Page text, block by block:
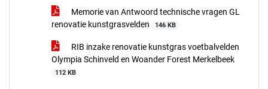
Memorie van Antwoord technische vragen GL
renovatie kunstgrasvelden
146 KB
RIB inzake renovatie kunstgras voetbalvelden
Olympia Schinveld en Woander Forest Merkelbeek
112 KB